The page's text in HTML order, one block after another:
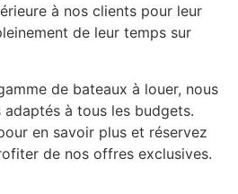
à nos clients pour leur
de leur temps sur
de bateaux à louer, nous
à tous les budgets.
en savoir plus et réservez
de nos offres exclusives.